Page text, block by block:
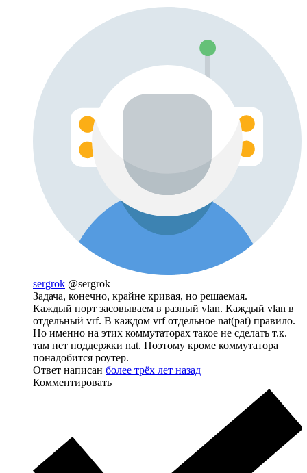
sergrok @sergrok
Задача, конечно, крайне кривая, но решаемая.
Каждый порт засовываем в разный vlan. Каждый vlan в
отдельный vrf. В каждом vrf отдельное nat(pat) правило.
Но именно на этих коммутаторах такое не сделать т.к.
там нет поддержки nat. Поэтому кроме коммутатора
понадобится роутер.
Ответ написан более трёх лет назад
Комментировать